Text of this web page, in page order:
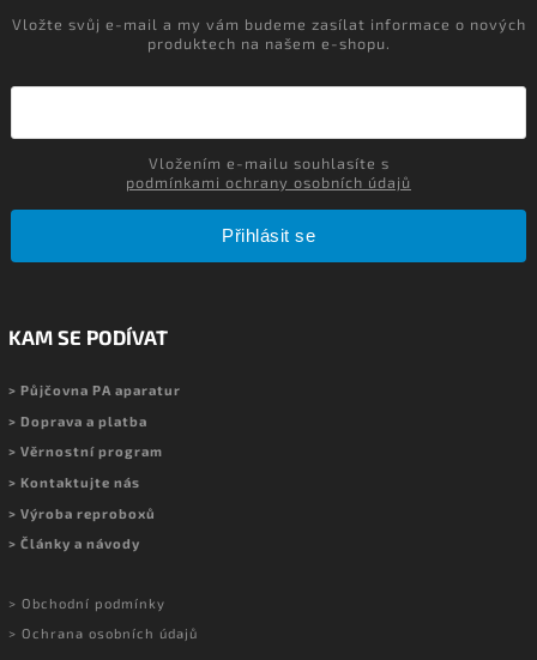
Vložte svůj e-mail a my vám budeme zasílat informace o nových
produktech na našem e-shopu.
podmínkami ochrany osobních údajů
Přihlásit se
KAM SE PODÍVAT
> Půjčovna PA aparatur
> Doprava a platba
> Věrnostní program
> Kontaktujte nás
> Výroba reproboxů
> Články a návody
> Obchodní podmínky
> Ochrana osobních údajů